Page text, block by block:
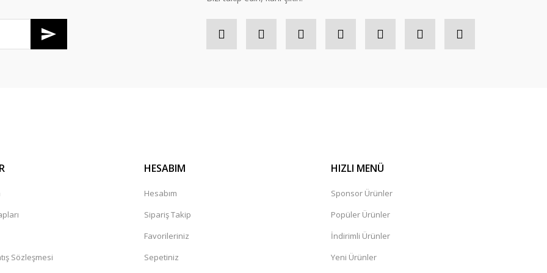
Sözleşmesi
HESABIM
Hesabım
Sipariş Takip
Favorileriniz
Sepetiniz
HIZLI MENÜ
Sponsor Ürünler
Popüler Ürünler
İndirimli Ürünler
Yeni Ürünler